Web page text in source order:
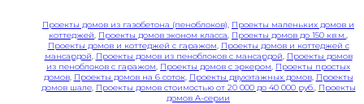
Проекты домов из газобетона (пеноблоков), Проекты маленьких домов и
коттеджей, Проекты домов эконом класса, Проекты домов до 150 кв.м.,
Проекты домов и коттеджей с гаражом, Проекты домов и коттеджей с
мансардой, Проекты домов из пеноблоков с мансардой, Проекты домов
из пеноблоков с гаражом, Проекты домов с эркером, Проекты простых
домов, Проекты домов на 6 соток, Проекты двухэтажных домов, Проекты
домов шале, Проекты домов стоимостью от 20 000 до 40 000 руб., Проекты
домов A-серии